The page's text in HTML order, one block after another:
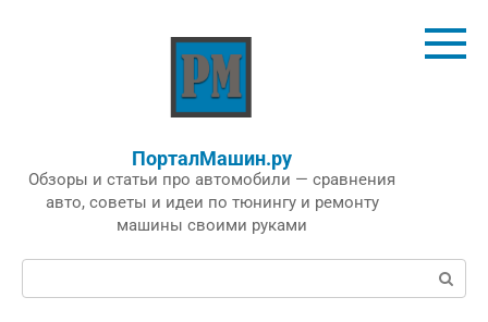
ПорталМашин.ру
Обзоры и статьи про автомобили — сравнения
авто, советы и идеи по тюнингу и ремонту
машины своими руками
Поиск: